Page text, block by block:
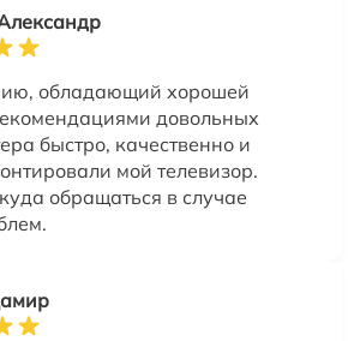
обладающий хорошей
довольных
быстро, качественно и
мой телевизор.
обращаться в случае